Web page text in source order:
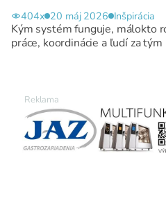
404x 20 máj 2026 Inšpirácia
Kým systém funguje, málokto
práce, koordinácie a ľudí za